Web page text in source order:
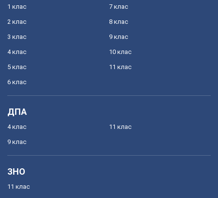
1 клас
2 клас
3 клас
4 клас
5 клас
6 клас
7 клас
8 клас
9 клас
10 клас
11 клас
ДПА
4 клас
9 клас
11 клас
ЗНО
11 клас